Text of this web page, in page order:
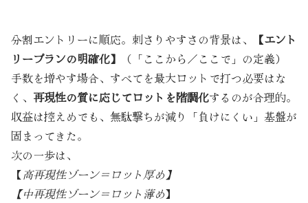
分割エントリーに順応。刺さりやすさの背景は、
【エント
リープランの明確化】
（「ここから／ここで」の定義）
手数を増やす場合、すべてを最大ロットで打つ必要はな
く、 再現性の質に応じてロットを階調化するのが合理的。
収益は控えめでも、無駄撃ちが減り「負けにくい」基盤が
固まってきた。
次の一歩は、
【高再現性ゾーン＝ロット厚め】
【中再現性ゾーン＝ロット薄め】